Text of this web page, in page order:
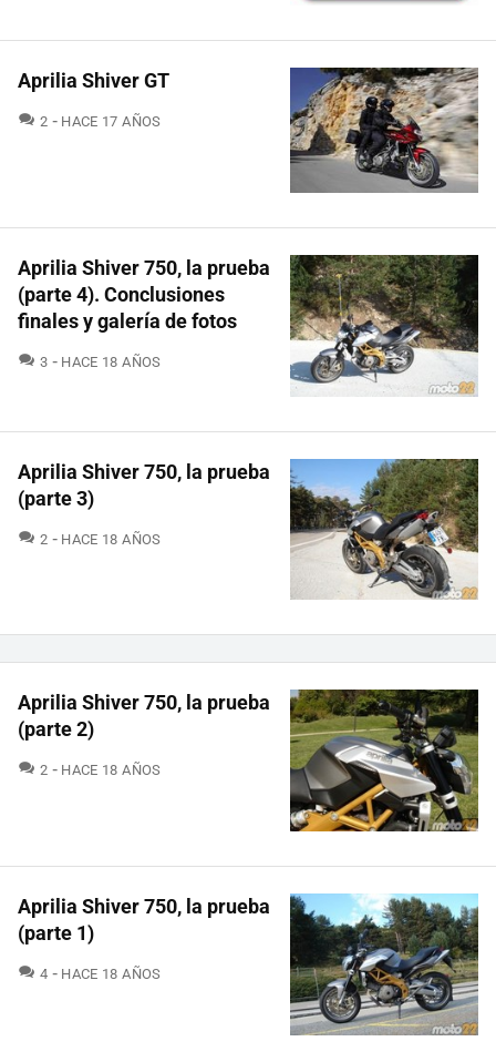
Aprilia Shiver GT
2 COMENTARIOS
HACE 17 AÑOS
Aprilia Shiver 750, la prueba
(parte 4). Conclusiones
finales y galería de fotos
3 COMENTARIOS
HACE 18 AÑOS
Aprilia Shiver 750, la prueba
(parte 3)
2 COMENTARIOS
HACE 18 AÑOS
Aprilia Shiver 750, la prueba
(parte 2)
2 COMENTARIOS
HACE 18 AÑOS
Aprilia Shiver 750, la prueba
(parte 1)
4 COMENTARIOS
HACE 18 AÑOS